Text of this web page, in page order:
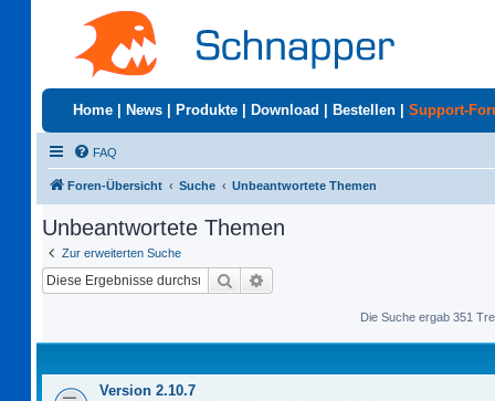
Home News Produkte Download Bestellen Support-
FAQ
Foren-Übersicht Suche Unbeantwortete Themen
Unbeantwortete Themen
Zur erweiterten Suche
Suche
Die Suche ergab 351
Version 2.10.7